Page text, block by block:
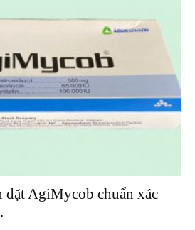
đặt AgiMycob chuẩn xác